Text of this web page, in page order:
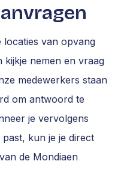
locaties van opvang
kijkje nemen en vraag
medewerkers staan
om antwoord te
je vervolgens
kun je je direct
de Mondiaen